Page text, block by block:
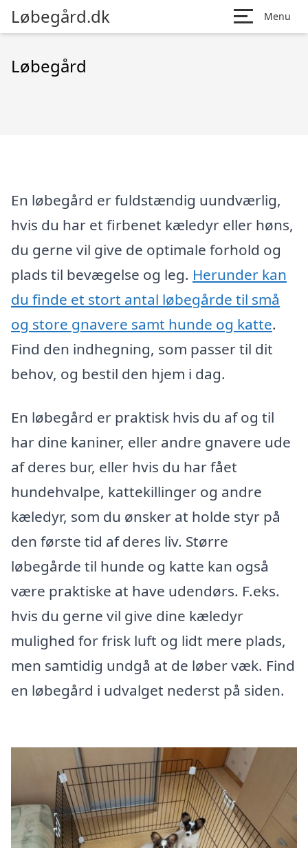
Løbegård.dk Menu
Løbegård
En løbegård er fuldstændig uundværlig,
hvis du har et firbenet kæledyr eller høns,
du gerne vil give de optimale forhold og
plads til bevægelse og leg. Herunder kan
du finde et stort antal løbegårde til små
og store gnavere samt hunde og katte.
Find den indhegning, som passer til dit
behov, og bestil den hjem i dag.
En løbegård er praktisk hvis du af og til
har dine kaniner, eller andre gnavere ude
af deres bur, eller hvis du har fået
hundehvalpe, kattekillinger og andre
kæledyr, som du ønsker at holde styr på
den første tid af deres liv. Større
løbegårde til hunde og katte kan også
være praktiske at have udendørs. F.eks.
hvis du gerne vil give dine kæledyr
mulighed for frisk luft og lidt mere plads,
men samtidig undgå at de løber væk. Find
en løbegård i udvalget nederst på siden.